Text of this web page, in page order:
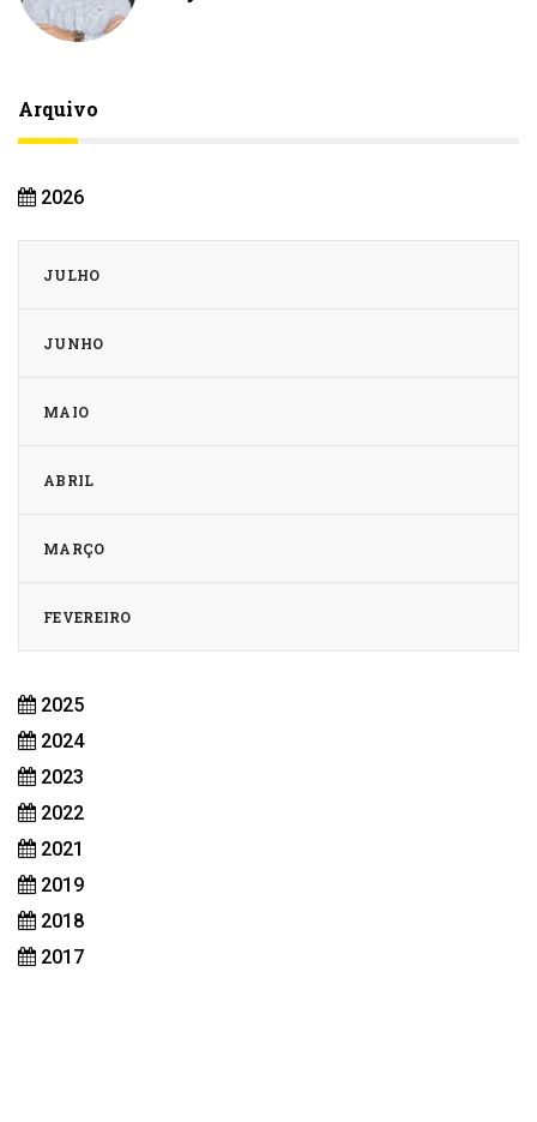
Arquivo
2026
JULHO
JUNHO
MAIO
ABRIL
MARÇO
FEVEREIRO
2025
2024
2023
2022
2021
2019
2018
2017